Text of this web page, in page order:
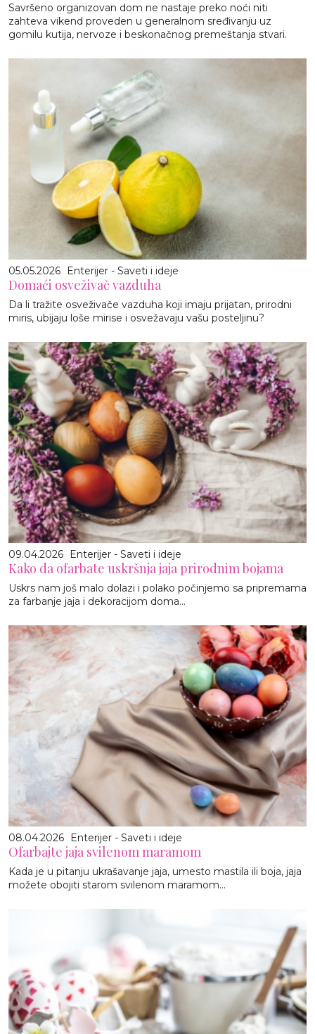
Savršeno organizovan dom ne nastaje preko noći niti
zahteva vikend proveden u generalnom sređivanju uz
gomilu kutija, nervoze i beskonačnog premeštanja stvari.
05.05.2026 Enterijer - Saveti i ideje
Domaći osveživač vazduha
Da li tražite osveživače vazduha koji imaju prijatan, prirodni
miris, ubijaju loše mirise i osvežavaju vašu posteljinu?
09.04.2026 Enterijer - Saveti i ideje
Kako da ofarbate uskršnja jaja prirodnim bojama
Uskrs nam još malo dolazi i polako počinjemo sa pripremama
za farbanje jaja i dekoracijom doma...
08.04.2026 Enterijer - Saveti i ideje
Ofarbajte jaja svilenom maramom
Kada je u pitanju ukrašavanje jaja, umesto mastila ili boja, jaja
možete obojiti starom svilenom maramom...